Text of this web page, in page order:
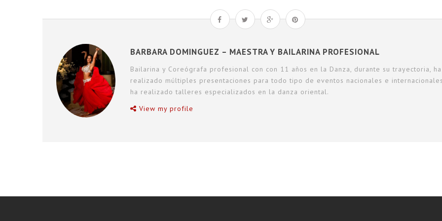
BARBARA DOMINGUEZ – MAESTRA Y BAILARINA PROFESIONAL
Bailarina y Coreógrafa profesional con con 11 años en la Danza, durante su trayectoria, ha
realizado múltiples presentaciones para todo tipo de eventos nacionales e
ha realizado talleres especializados en la danza oriental.
View my profile